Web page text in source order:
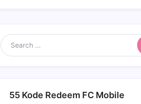
55 Kode Redeem FC Mobile